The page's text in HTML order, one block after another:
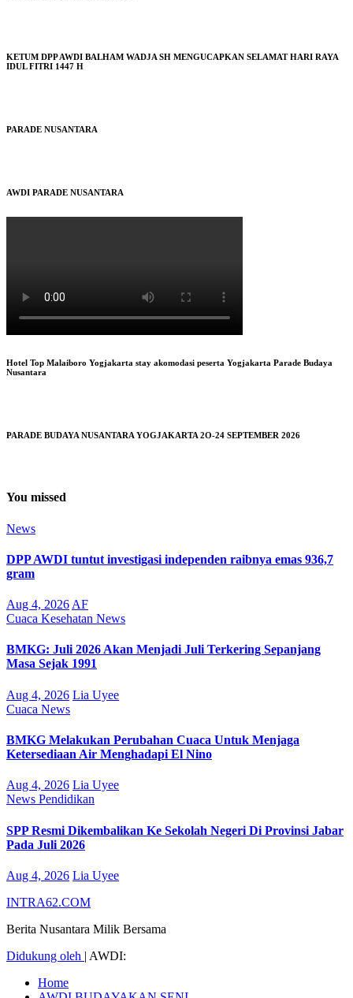
KETUM DPP AWDI BALHAM WADJA SH MENGUCAPKAN SELAMAT HARI RAYA
IDUL FITRI 1447 H
PARADE NUSANTARA
AWDI PARADE NUSANTARA
Hotel Top Malaiboro Yogjakarta stay akomodasi peserta Yogjakarta Parade Budaya
Nusantara
PARADE BUDAYA NUSANTARA YOGJAKARTA 2O-24 SEPTEMBER 2026
You missed
News
DPP AWDI tuntut investigasi independen raibnya emas 936,7
gram
Aug 4, 2026 AF
Cuaca Kesehatan News
BMKG: Juli 2026 Akan Menjadi Juli Terkering Sepanjang
Masa Sejak 1991
Aug 4, 2026 Lia Uyee
Cuaca News
BMKG Melakukan Perubahan Cuaca Untuk Menjaga
Ketersediaan Air Menghadapi El Nino
Aug 4, 2026 Lia Uyee
News Pendidikan
SPP Resmi Dikembalikan Ke Sekolah Negeri Di Provinsi Jabar
Pada Juli 2026
Aug 4, 2026 Lia Uyee
INTRA62.COM
Berita Nusantara Milik Bersama
Didukung oleh | AWDI:
Home